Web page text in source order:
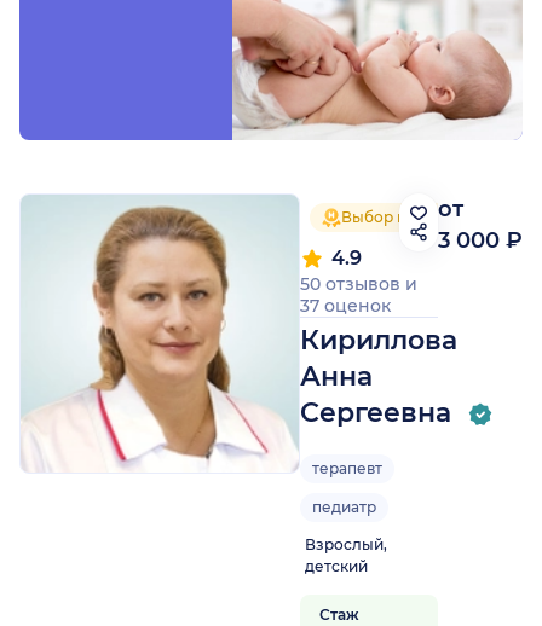
Выбор пациентов 2025
Кириллова
Анна
Сергеевна
4.9
50 отзывов и
37 оценок
терапевт
педиатр
Взрослый,
детский
Стаж
от
3 000 ₽